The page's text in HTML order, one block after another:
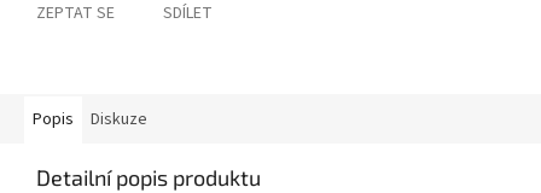
ZEPTAT SE SDÍLET
Popis Diskuze
Detailní popis produktu